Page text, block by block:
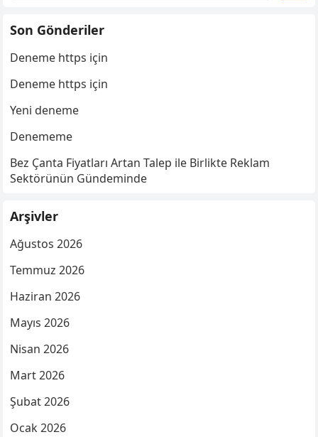
Son Gönderiler
Deneme https için
Deneme https için
Yeni deneme
Denememe
Bez Çanta Fiyatları Artan Talep ile Birlikte Reklam
Sektörünün Gündeminde
Arşivler
Ağustos 2026
Temmuz 2026
Haziran 2026
Mayıs 2026
Nisan 2026
Mart 2026
Şubat 2026
Ocak 2026